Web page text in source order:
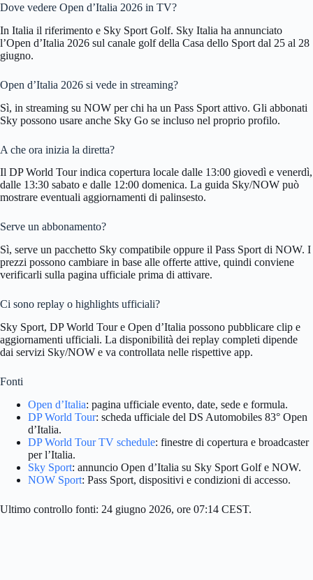
Dove vedere Open d’Italia 2026 in TV?
In Italia il riferimento e Sky Sport Golf. Sky Italia ha annunciato
l’Open d’Italia 2026 sul canale golf della Casa dello Sport dal 25 al 28
giugno.
Open d’Italia 2026 si vede in streaming?
Sì, in streaming su NOW per chi ha un Pass Sport attivo. Gli abbonati
Sky possono usare anche Sky Go se incluso nel proprio profilo.
A che ora inizia la diretta?
Il DP World Tour indica copertura locale dalle 13:00 giovedì e venerdì,
dalle 13:30 sabato e dalle 12:00 domenica. La guida Sky/NOW può
mostrare eventuali aggiornamenti di palinsesto.
Serve un abbonamento?
Sì, serve un pacchetto Sky compatibile oppure il Pass Sport di NOW. I
prezzi possono cambiare in base alle offerte attive, quindi conviene
verificarli sulla pagina ufficiale prima di attivare.
Ci sono replay o highlights ufficiali?
Sky Sport, DP World Tour e Open d’Italia possono pubblicare clip e
aggiornamenti ufficiali. La disponibilità dei replay completi dipende
dai servizi Sky/NOW e va controllata nelle rispettive app.
Fonti
Open d’Italia: pagina ufficiale evento, date, sede e formula.
DP World Tour: scheda ufficiale del DS Automobiles 83° Open
d’Italia.
DP World Tour TV schedule: finestre di copertura e broadcaster
per l’Italia.
Sky Sport: annuncio Open d’Italia su Sky Sport Golf e NOW.
NOW Sport: Pass Sport, dispositivi e condizioni di accesso.
Ultimo controllo fonti: 24 giugno 2026, ore 07:14 CEST.